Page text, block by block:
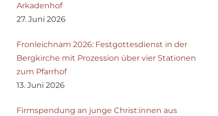
Arkadenhof
27. Juni 2026
Fronleichnam 2026: Festgottesdienst in der
Bergkirche mit Prozession über vier Stationen
zum Pfarrhof
13. Juni 2026
Firmspendung an junge Christ:innen aus